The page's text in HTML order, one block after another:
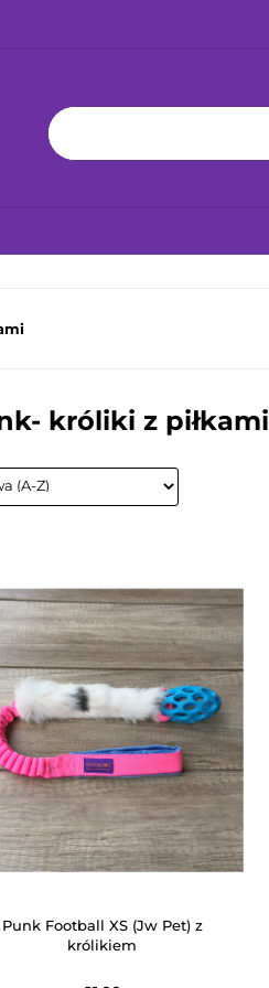
24H!
króliki z piłkami
Punk Football XS (Jw Pet) z
królikiem